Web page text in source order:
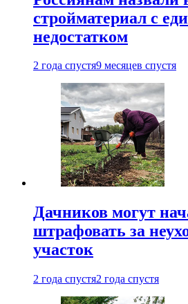
стройматериал с
недостатком
2 года спустя9 месяцев спустя
Дачников могут
штрафовать за
участок
2 года спустя2 года спустя